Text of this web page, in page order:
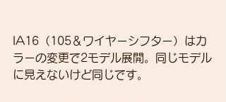
IA16（105＆ワイヤーシフター）はカ
ラーの変更で2モデル展開。同じモデル
に見えないけど同じです。